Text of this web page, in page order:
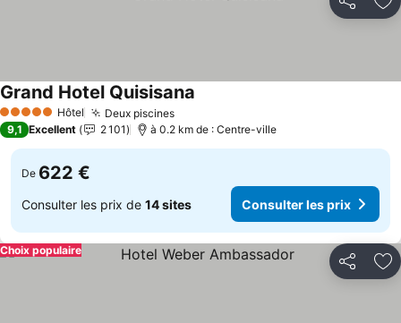
Partager
5 Étoiles Hôtel Deux piscines
Grand Hotel Quisisana
9,1 Excellent 2 101 à 0.2 km de : Centre-ville
De 622 €
Consulter les prix de 14 sites Consulter les prix
Partager
Choix populaire